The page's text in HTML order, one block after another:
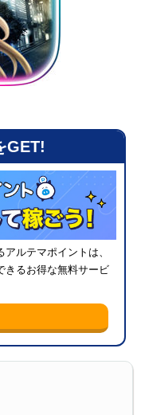
GET!
ルテマポイントは、
きるお得な無料サービ